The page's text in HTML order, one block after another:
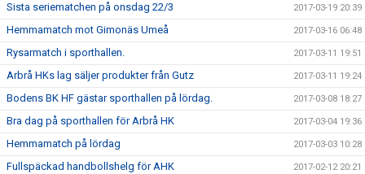
Sista seriematchen på onsdag 22/3 2017-03-19 20:39
Hemmamatch mot Gimonäs Umeå 2017-03-16 06:48
Rysarmatch i sporthallen. 2017-03-11 19:51
Arbrå HKs lag säljer produkter från Gutz 2017-03-11 19:24
Bodens BK HF gästar sporthallen på lördag. 2017-03-08 18:27
Bra dag på sporthallen för Arbrå HK 2017-03-04 19:36
Hemmamatch på lördag 2017-03-03 10:28
Fullspäckad handbollshelg för AHK 2017-02-12 20:21